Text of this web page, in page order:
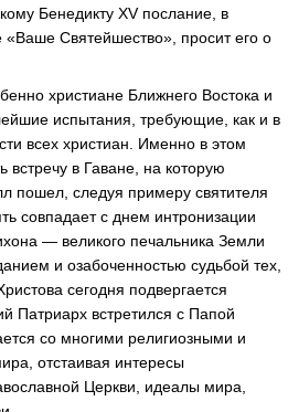
Бенедикту XV послание, в
Святейшество», просит его о
христиане Ближнего Востока и
испытания, требующие, как и в
всех христиан. Именно в этом
встречу в Гаване, на которую
пошел, следуя примеру святителя
совпадает с днем интронизации
— великого печальника Земли
и озабоченностью судьбой тех,
сегодня подвергается
Патриарх встретился с Папой
со многими религиозными и
отстаивая интересы
Церкви, идеалы мира,